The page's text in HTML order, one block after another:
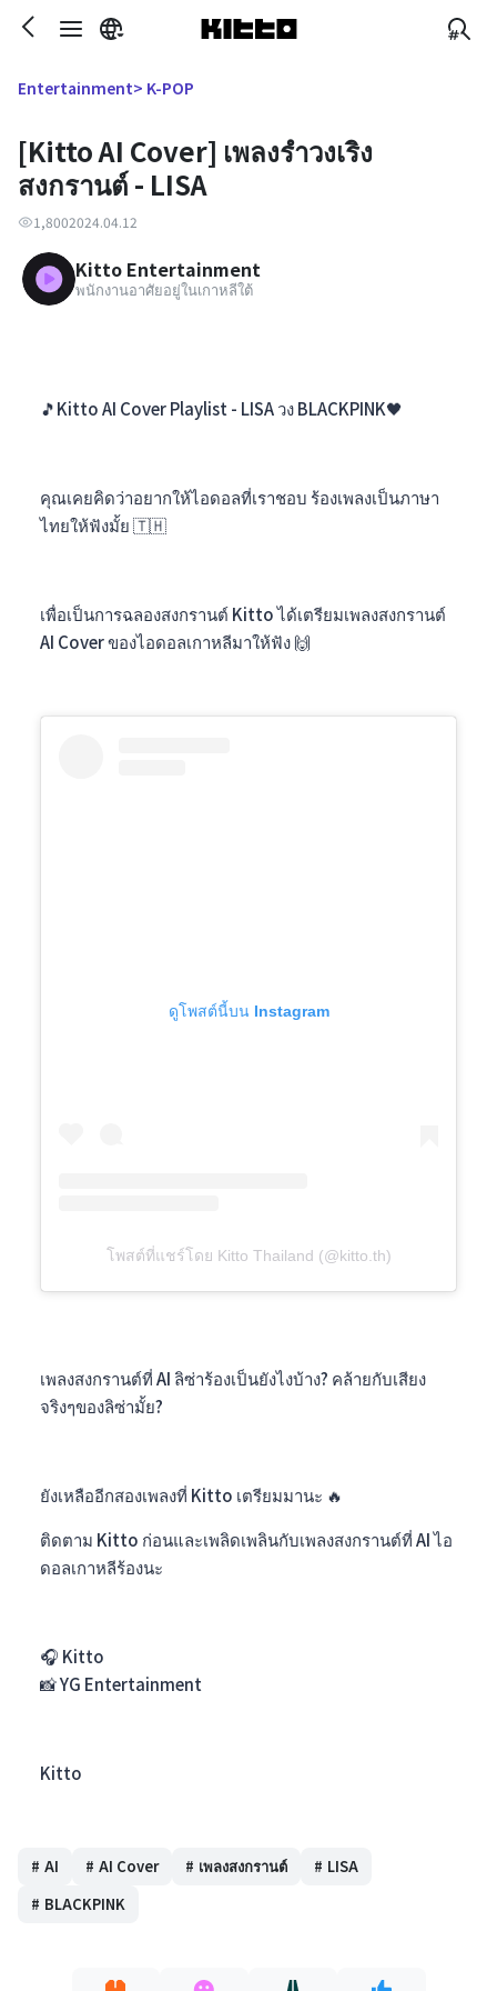
Entertainment> K-POP
[Kitto AI Cover] เพลงรำวงเริง
สงกรานต์ - LISA
1,8002024.04.12
Kitto Entertainment
พนักงานอาศัยอยู่ในเกาหลีใต้
🎵Kitto AI Cover Playlist - LISA วง BLACKPINK🖤
คุณเคยคิดว่าอยากให้ไอดอลที่เราชอบ ร้องเพลงเป็นภาษา
ไทยให้ฟังมั้ย 🇹🇭
เพื่อเป็นการฉลองสงกรานต์ Kitto ได้เตรียมเพลงสงกรานต์
AI Cover ของไอดอลเกาหลีมาให้ฟัง 🙌
ดูโพสต์นี้บน Instagram
โพสต์ที่แชร์โดย Kitto Thailand (@kitto.th)
เพลงสงกรานต์ที่ AI ลิซ่าร้องเป็นยังไงบ้าง? คล้ายกับเสียง
จริงๆของลิซ่ามั้ย?
ยังเหลืออีกสองเพลงที่ Kitto เตรียมมานะ 🔥
ติดตาม Kitto ก่อนและเพลิดเพลินกับเพลงสงกรานต์ที่ AI ไอ
ดอลเกาหลีร้องนะ
🎧 Kitto
📸YG Entertainment
Kitto
# AI # AI Cover # เพลงสงกรานต์ # LISA
# BLACKPINK